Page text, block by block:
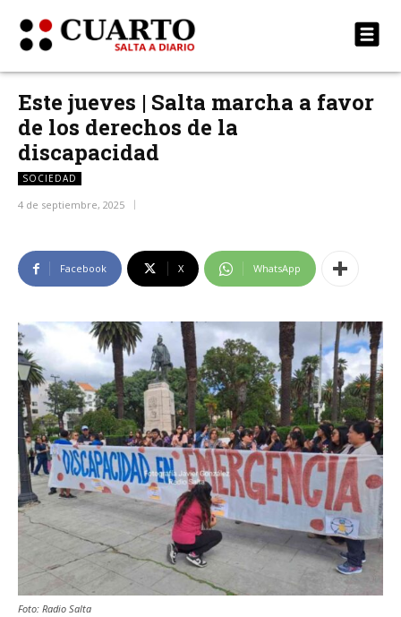
Este jueves | Salta marcha a favor
de los derechos de la
discapacidad
SOCIEDAD
4 de septiembre, 2025
Facebook X WhatsApp
Foto: Radio Salta